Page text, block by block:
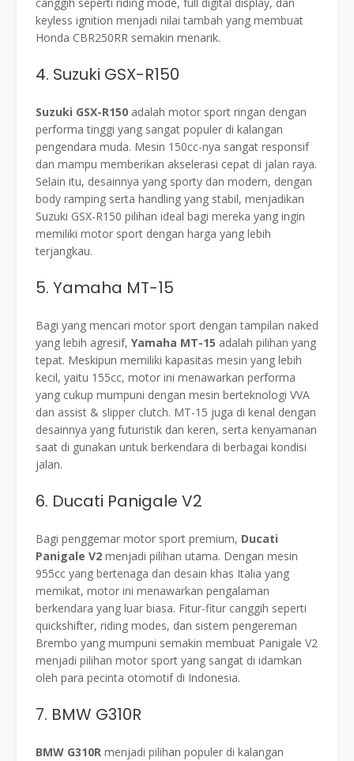
canggih seperti riding mode, full digital display, dan
keyless ignition menjadi nilai tambah yang membuat
Honda CBR250RR semakin menarik.
4. Suzuki GSX-R150
Suzuki GSX-R150 adalah motor sport ringan dengan
performa tinggi yang sangat populer di kalangan
pengendara muda. Mesin 150cc-nya sangat responsif
dan mampu memberikan akselerasi cepat di jalan raya.
Selain itu, desainnya yang sporty dan modern, dengan
body ramping serta handling yang stabil, menjadikan
Suzuki GSX-R150 pilihan ideal bagi mereka yang ingin
memiliki motor sport dengan harga yang lebih
terjangkau.
5. Yamaha MT-15
Bagi yang mencari motor sport dengan tampilan naked
yang lebih agresif, Yamaha MT-15 adalah pilihan yang
tepat. Meskipun memiliki kapasitas mesin yang lebih
kecil, yaitu 155cc, motor ini menawarkan performa
yang cukup mumpuni dengan mesin berteknologi VVA
dan assist & slipper clutch. MT-15 juga di kenal dengan
desainnya yang futuristik dan keren, serta kenyamanan
saat di gunakan untuk berkendara di berbagai kondisi
jalan.
6. Ducati Panigale V2
Bagi penggemar motor sport premium, Ducati
Panigale V2 menjadi pilihan utama. Dengan mesin
955cc yang bertenaga dan desain khas Italia yang
memikat, motor ini menawarkan pengalaman
berkendara yang luar biasa. Fitur-fitur canggih seperti
quickshifter, riding modes, dan sistem pengereman
Brembo yang mumpuni semakin membuat Panigale V2
menjadi pilihan motor sport yang sangat di idamkan
oleh para pecinta otomotif di Indonesia.
7. BMW G310R
BMW G310R menjadi pilihan populer di kalangan